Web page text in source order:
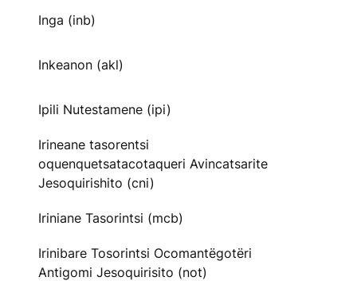
Inga (inb)
Inkeanon (akl)
Ipili Nutestamene (ipi)
Irineane tasorentsi
oquenquetsatacotaqueri Avincatsarite
Jesoquirishito (cni)
Iriniane Tasorintsi (mcb)
Irinibare Tosorintsi Ocomantëgotëri
Antigomi Jesoquirisito (not)